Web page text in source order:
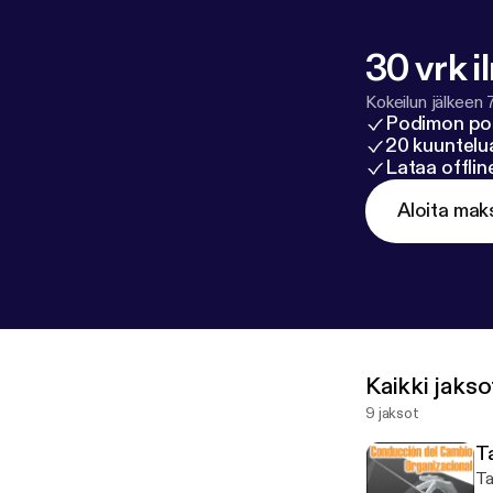
30 vrk
Kokeilun jälkeen
Podimon
20
Lataa
Aloita
Kaikki
9 jaksot